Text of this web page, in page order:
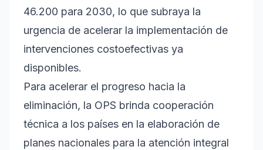
46.200 para 2030, lo que subraya la
urgencia de acelerar la implementación de
intervenciones costoefectivas ya
disponibles.
Para acelerar el progreso hacia la
eliminación, la OPS brinda cooperación
técnica a los países en la elaboración de
planes nacionales para la atención integral